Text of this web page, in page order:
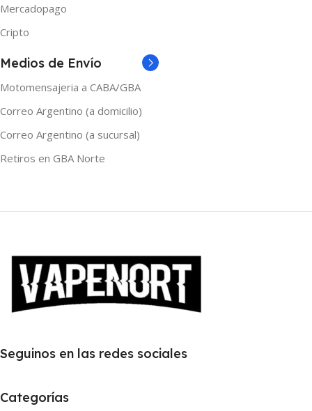
Mercadopago
Cripto
Medios de Envío
Motomensajeria a CABA/GBA
Correo Argentino (a domicilio)
Correo Argentino (a sucursal)
Retiros en GBA Norte
Seguinos en las redes sociales
Categorías